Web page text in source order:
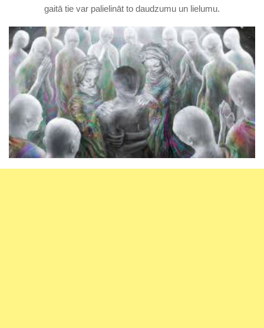
gaitā tie var palielināt to daudzumu un lielumu.